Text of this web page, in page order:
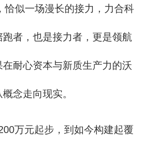
恰似一场漫长的接力，力合科
者，也是接力者，更是领航
耐心资本与新质生产力的沃
念走向现实。
万元起步，到如今构建起覆